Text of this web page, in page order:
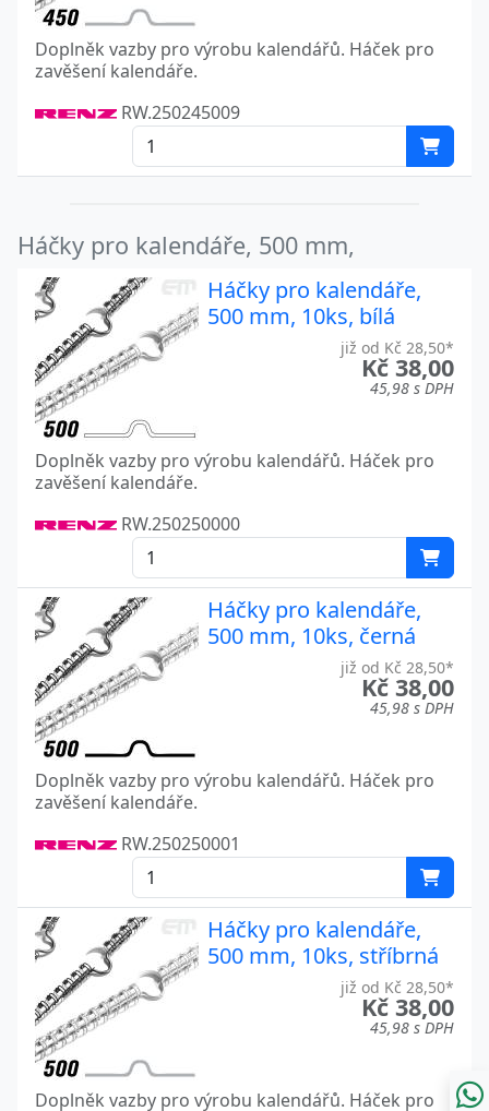
Doplněk vazby pro výrobu kalendářů. Háček pro
zavěšení kalendáře.
RW.250245009
Háčky pro kalendáře, 500 mm,
Háčky pro kalendáře,
500 mm, 10ks, bílá
již od Kč 28,50*
Kč 38,00
45,98 s DPH
Doplněk vazby pro výrobu kalendářů. Háček pro
zavěšení kalendáře.
RW.250250000
Háčky pro kalendáře,
500 mm, 10ks, černá
již od Kč 28,50*
Kč 38,00
45,98 s DPH
Doplněk vazby pro výrobu kalendářů. Háček pro
zavěšení kalendáře.
RW.250250001
Háčky pro kalendáře,
500 mm, 10ks, stříbrná
již od Kč 28,50*
Kč 38,00
45,98 s DPH
Doplněk vazby pro výrobu kalendářů. Háček pro